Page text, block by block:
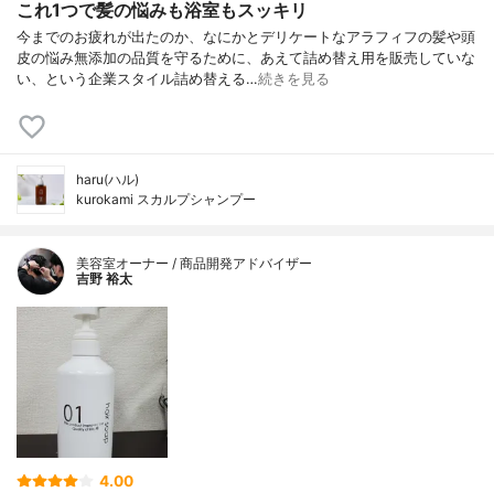
これ1つで髪の悩みも浴室もスッキリ
今までのお疲れが出たのか、なにかとデリケートなアラフィフの髪や頭
皮の悩み無添加の品質を守るために、あえて詰め替え用を販売していな
い、という企業スタイル詰め替える…続きを見る
haru(ハル)
kurokami スカルプシャンプー
美容室オーナー / 商品開発アドバイザー
吉野 裕太
4.00